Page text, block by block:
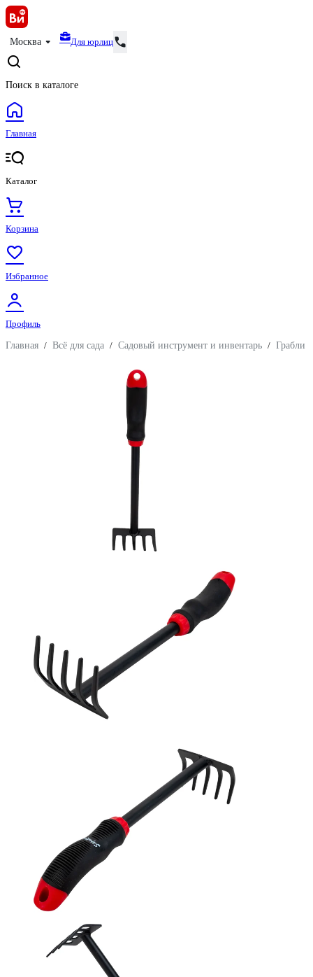
Москва Для юрлиц
Поиск в каталоге
Главная
Каталог
Корзина
Избранное
Профиль
Главная / Всё для сада / Садовый инструмент и инвентарь / Грабли